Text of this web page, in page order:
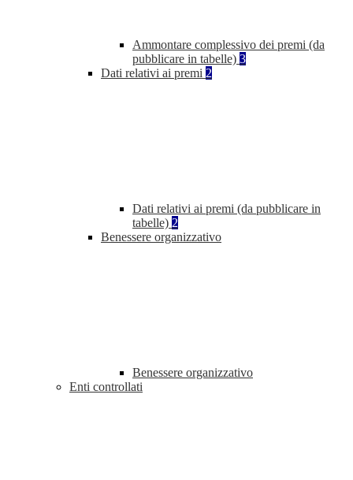
Ammontare complessivo dei premi (da
pubblicare in tabelle) 3
Dati relativi ai premi 2
Dati relativi ai premi (da pubblicare in
tabelle) 2
Benessere organizzativo
Benessere organizzativo
Enti controllati